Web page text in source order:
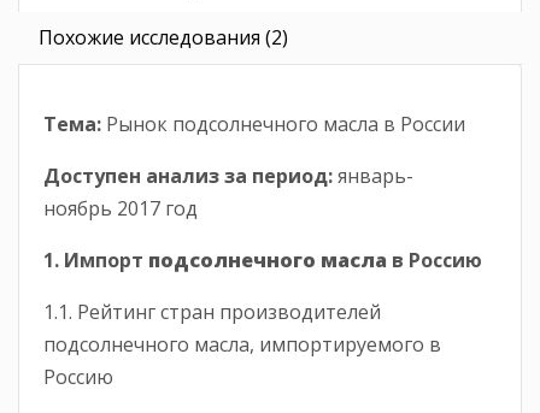
Похожие исследования (2)
Тема: Рынок подсолнечного масла в России
Доступен анализ за период:январь-
ноябрь 2017 год
1. Импорт подсолнечного масла в Россию
1.1. Рейтинг стран производителей
подсолнечного масла, импортируемого в
Россию